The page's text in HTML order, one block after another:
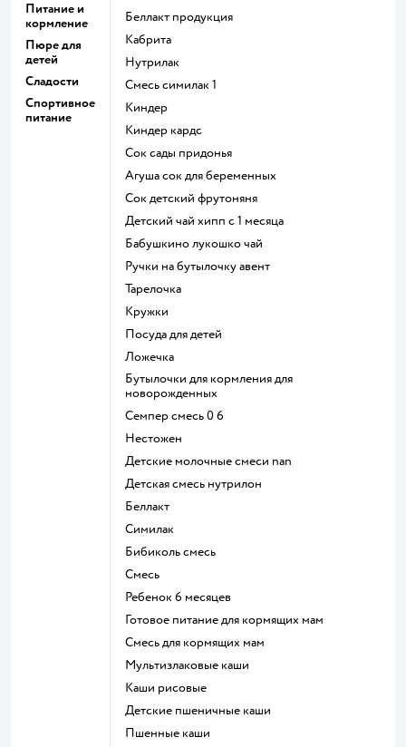
Питание и
кормление
Пюре для
детей
Сладости
Спортивное
питание
беллакт продукция
кабрита
нутрилак
смесь симилак 1
киндер
киндер кардс
сок сады придонья
агуша сок для беременных
сок детский фрутоняня
детский чай хипп с 1 месяца
бабушкино лукошко чай
ручки на бутылочку авент
тарелочка
кружки
посуда для детей
ложечка
бутылочки для кормления для
новорожденных
семпер смесь 0 6
нестожен
Детские молочные смеси nan
детская смесь нутрилон
беллакт
симилак
бибиколь смесь
смесь
ребенок 6 месяцев
готовое питание для кормящих мам
смесь для кормящих мам
Мультизлаковые каши
Каши рисовые
Детские пшеничные каши
Пшенные каши